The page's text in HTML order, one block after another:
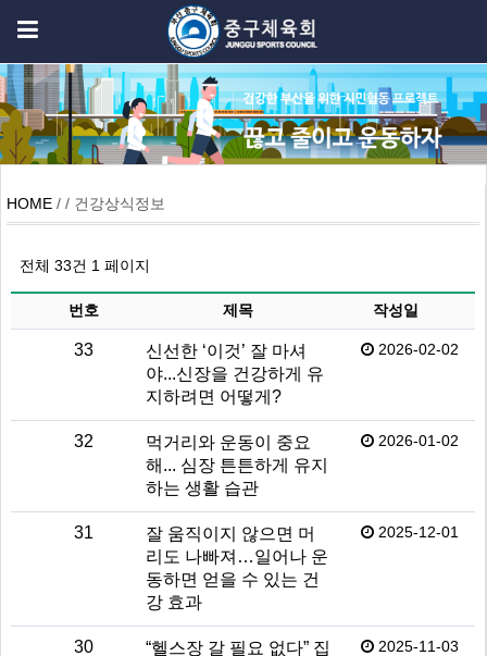
HOME / / 건강상식정보
전체 33건 1 페이지
번호 제목 작성일
33
신선한 ‘이것’ 잘 마셔
야...신장을 건강하게 유
지하려면 어떻게?
2026-02-02
32
먹거리와 운동이 중요
해... 심장 튼튼하게 유지
하는 생활 습관
2026-01-02
31
잘 움직이지 않으면 머
리도 나빠져…일어나 운
동하면 얻을 수 있는 건
강 효과
2025-12-01
30
“헬스장 갈 필요 없다” 집
2025-11-03